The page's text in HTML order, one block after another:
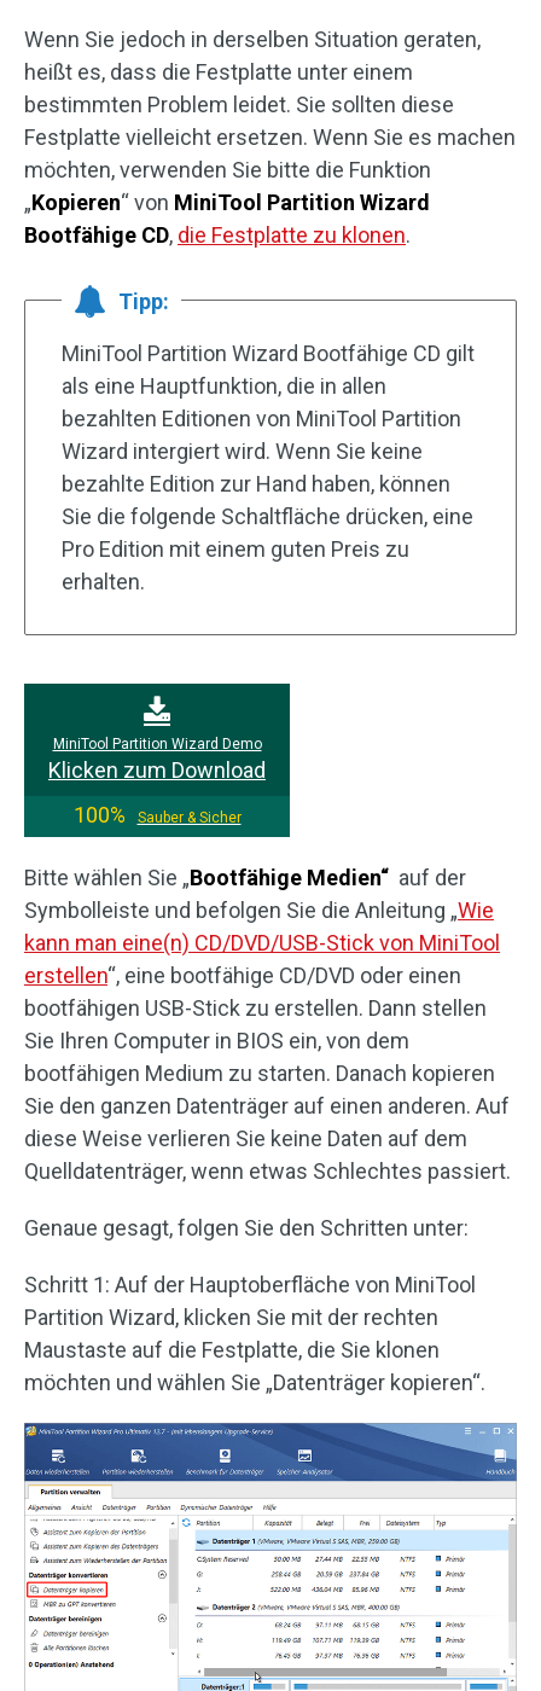
Wenn Sie jedoch in derselben Situation geraten,
heißt es, dass die Festplatte unter einem
bestimmten Problem leidet. Sie sollten diese
Festplatte vielleicht ersetzen. Wenn Sie es machen
möchten, verwenden Sie bitte die Funktion
„Kopieren“ von MiniTool Partition Wizard
Bootfähige CD, die Festplatte zu klonen.
Tipp:
MiniTool Partition Wizard Bootfähige CD gilt
als eine Hauptfunktion, die in allen
bezahlten Editionen von MiniTool Partition
Wizard intergiert wird. Wenn Sie keine
bezahlte Edition zur Hand haben, können
Sie die folgende Schaltfläche drücken, eine
Pro Edition mit einem guten Preis zu
erhalten.
MiniTool Partition Wizard Demo
Klicken zum Download
100%
Sauber & Sicher
Bitte wählen Sie „Bootfähige Medien“ auf der
Symbolleiste und befolgen Sie die Anleitung „Wie
kann man eine(n) CD/DVD/USB-Stick von MiniTool
erstellen“, eine bootfähige CD/DVD oder einen
bootfähigen USB-Stick zu erstellen. Dann stellen
Sie Ihren Computer in BIOS ein, von dem
bootfähigen Medium zu starten. Danach kopieren
Sie den ganzen Datenträger auf einen anderen. Auf
diese Weise verlieren Sie keine Daten auf dem
Quelldatenträger, wenn etwas Schlechtes passiert.
Genaue gesagt, folgen Sie den Schritten unter:
Schritt 1: Auf der Hauptoberfläche von MiniTool
Partition Wizard, klicken Sie mit der rechten
Maustaste auf die Festplatte, die Sie klonen
möchten und wählen Sie „Datenträger kopieren“.